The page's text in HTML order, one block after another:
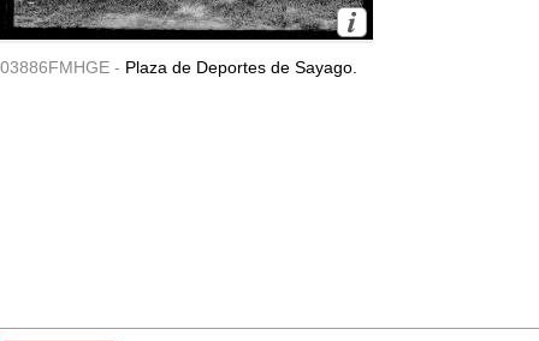
03886FMHGE - Plaza de Deportes de Sayago.